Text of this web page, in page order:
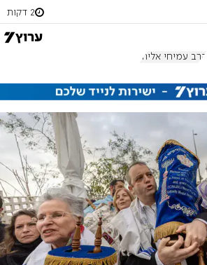
2 דקות
הרב עמיחי אליהו